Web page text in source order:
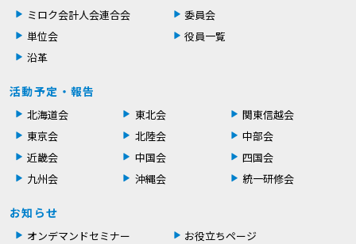
ミロク会計人会連合会
委員会
単位会
役員一覧
沿革
活動予定・報告
北海道会 東北会
関東信越会
東京会
北陸会
中部会
近畿会
中国会
四国会
九州会
沖縄会 統一研修会
お知らせ
オンデマンドセミナー
お役立ちページ